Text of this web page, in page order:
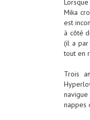
Mika
est
à côté
(il a
tout en
Trois
nappes